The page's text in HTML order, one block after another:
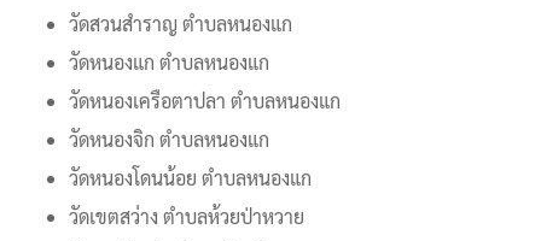
วัดสวนสำราญ ตำบลหนองแก
วัดหนองแก ตำบลหนองแก
วัดหนองเครือตาปลา ตำบลหนองแก
วัดหนองจิก ตำบลหนองแก
วัดหนองโดนน้อย ตำบลหนองแก
วัดเขตสว่าง ตำบลห้วยป่าหวาย